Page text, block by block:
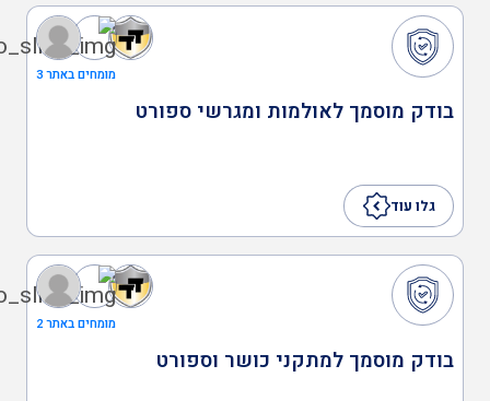
מומחים באתר 3
בודק מוסמך לאולמות ומגרשי ספורט
גלו עוד
מומחים באתר 2
בודק מוסמך למתקני כושר וספורט